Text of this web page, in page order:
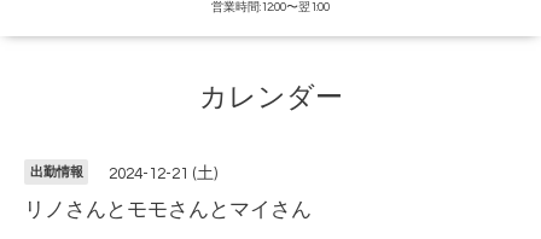
営業時間:12:00〜翌1:00
カレンダー
出勤情報 2024-12-21 (土)
リノさんとモモさんとマイさん